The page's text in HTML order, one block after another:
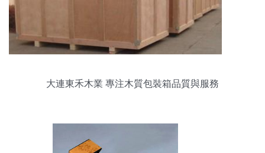
大連東禾木業 專注木質包裝箱品質與服務